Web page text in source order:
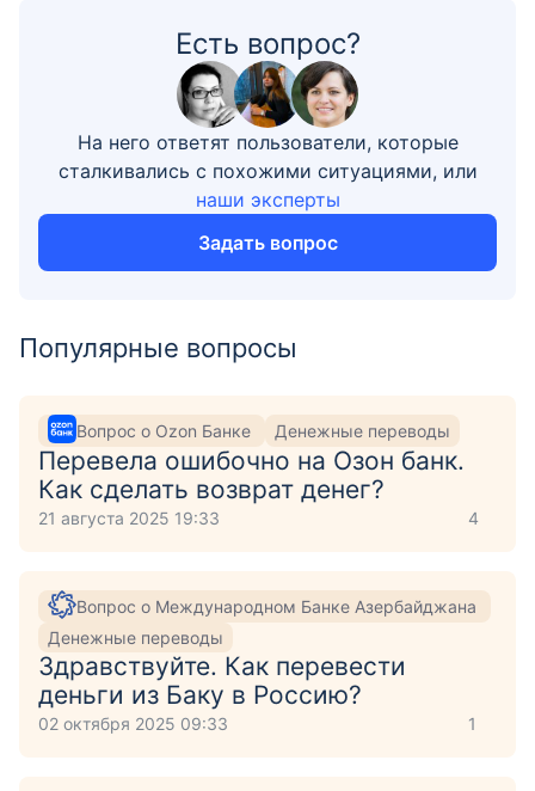
Есть вопрос?
На него ответят пользователи, которые
сталкивались с похожими ситуациями, или
наши эксперты
Задать вопрос
Популярные вопросы
Вопрос о Ozon Банке Денежные переводы
Перевела ошибочно на Озон банк.
Как сделать возврат денег?
21 августа 2025 19:33 4
Вопрос о Международном Банке Азербайджана
Денежные переводы
Здравствуйте. Как перевести
деньги из Баку в Россию?
02 октября 2025 09:33 1